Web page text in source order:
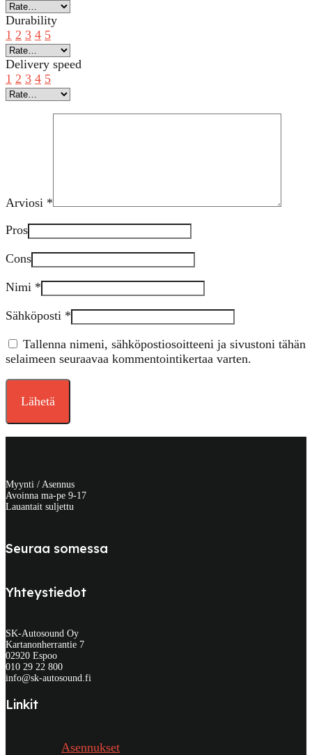
Durability
1 2 3 4 5
Delivery speed
1 2 3 4 5
Arviosi *
Pros
Cons
Nimi *
Sähköposti *
Tallenna nimeni, sähköpostiosoitteeni ja sivustoni tähän
selaimeen seuraavaa kommentointikertaa varten.
Myynti / Asennus
Avoinna ma-pe 9-17
Lauantait suljettu
Seuraa somessa
Yhteystiedot
SK-Autosound Oy
Kartanonherrantie 7
02920 Espoo
010 29 22 800
info@sk-autosound.fi
Linkit
Asennukset